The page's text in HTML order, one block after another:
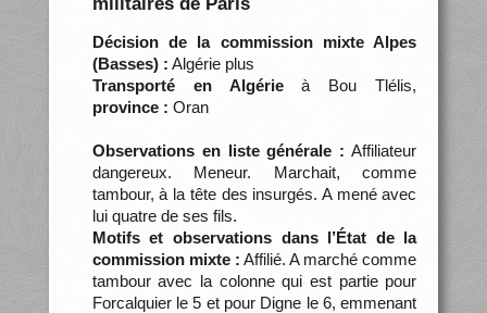
Décision de la commission mixte Alpes
(Basses) : Algérie plus
Transporté en Algérieà Bou Tlélis,
province : Oran
Observations en liste générale : Affiliateur
dangereux. Meneur. Marchait, comme
tambour, à la tête des insurgés. A mené avec
lui quatre de ses fils.
Motifs et observations dans l’État de la
commission mixte : Affilié. A marché comme
tambour avec la colonne qui est partie pour
Forcalquier le 5 et pour Digne le 6, emmenant